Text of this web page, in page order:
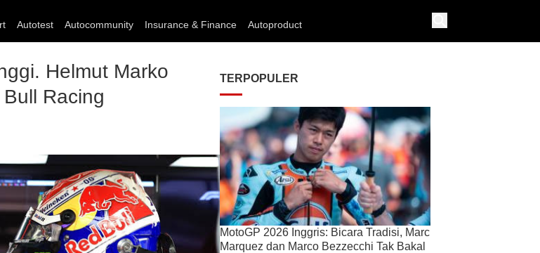
Autotest Autocommunity Insurance & Finance Autoproduct
Helmut Marko
Racing
TERPOPULER
MotoGP 2026 Inggris: Bicara Tradisi, Marc
Marquez dan Marco Bezzecchi Tak Bakal